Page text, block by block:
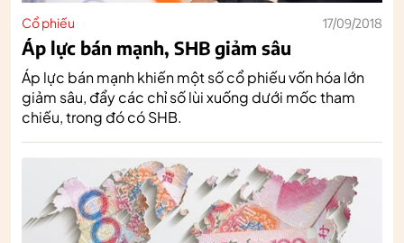
Cổ phiếu 17/09/2018
Áp lực bán mạnh, SHB giảm sâu
Áp lực bán mạnh khiến một số cổ phiếu vốn hóa lớn
giảm sâu, đẩy các chỉ số lùi xuống dưới mốc tham
chiếu, trong đó có SHB.